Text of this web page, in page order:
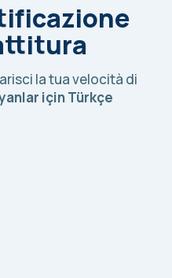
la tua velocità di
için Türkçe